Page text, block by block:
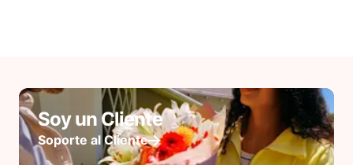
Soy un Cliente
Soporte al Cliente